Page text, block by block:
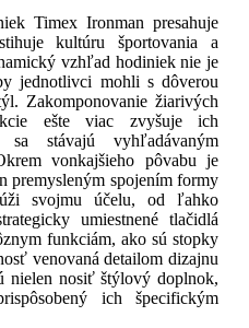
Timex Ironman presahuje
kultúru športovania a
vzhľad hodiniek nie je
jednotlivci mohli s dôverou
Zakomponovanie žiarivých
ešte viac zvyšuje ich
stávajú vyhľadávaným
vonkajšieho pôvabu je
premysleným spojením formy
svojmu účelu, od ľahko
umiestnené tlačidlá
funkciám, ako sú stopky
venovaná detailom dizajnu
nielen nosiť štýlový doplnok,
ich špecifickým